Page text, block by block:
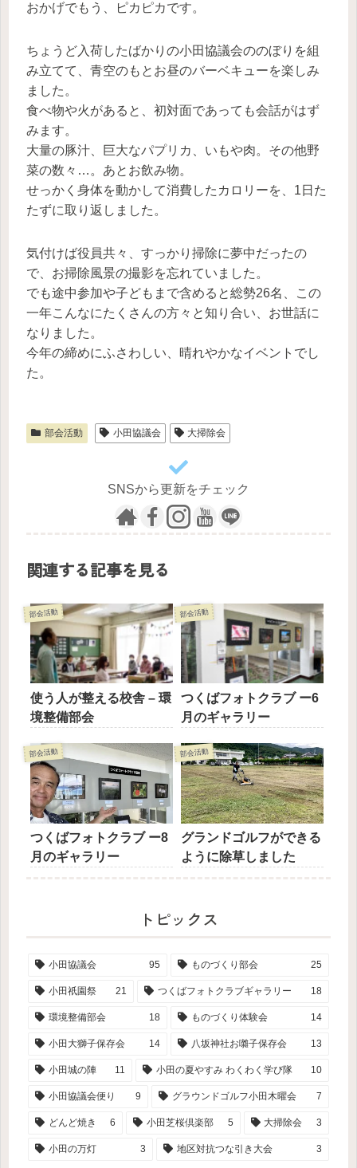
おかげでもう、ピカピカです。
ちょうど入荷したばかりの小田協議会ののぼりを組
み立てて、青空のもとお昼のバーベキューを楽しみ
ました。
食べ物や火があると、初対面であっても会話がはず
みます。
大量の豚汁、巨大なパプリカ、いもや肉。その他野
菜の数々…。あとお飲み物。
せっかく身体を動かして消費したカロリーを、1日た
たずに取り返しました。
気付けば役員共々、すっかり掃除に夢中だったの
で、お掃除風景の撮影を忘れていました。
でも途中参加や子どもまで含めると総勢26名、この
一年こんなにたくさんの方々と知り合い、お世話に
なりました。
今年の締めにふさわしい、晴れやかなイベントでし
た。
部会活動 小田協議会 大掃除会
SNSから更新をチェック
関連する記事を見る
部会活動
使う人が整える校舎 – 環
境整備部会
部会活動
つくばフォトクラブ ー6
月のギャラリー
部会活動
つくばフォトクラブ ー8
月のギャラリー
部会活動
グランドゴルフができる
ように除草しました
トピックス
小田協議会 95 ものづくり部会 25
小田祇園祭 21 つくばフォトクラブギャラリー 18
環境整備部会 18 ものづくり体験会 14
小田大獅子保存会 14 八坂神社お囃子保存会 13
小田城の陣 11 小田の夏やすみ わくわく学び隊 10
小田協議会便り 9 グラウンドゴルフ小田木曜会 7
どんど焼き 6 小田芝桜倶楽部 5 大掃除会 3
小田の万灯 3 地区対抗つな引き大会 3